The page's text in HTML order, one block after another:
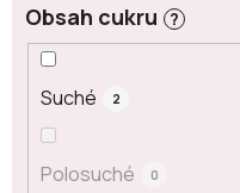
Obsah cukru ?
Suché 2
Polosuché 0